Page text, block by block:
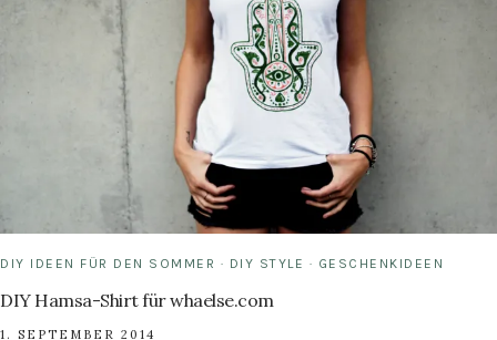
DIY IDEEN FÜR DEN SOMMER · DIY STYLE · GESCHENKIDEEN
DIY Hamsa-Shirt für whaelse.com
1. SEPTEMBER 2014